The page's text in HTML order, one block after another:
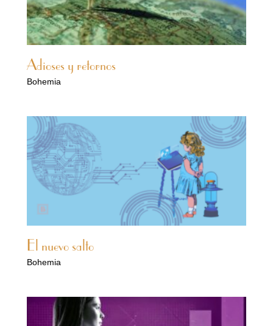
Adioses y retornos
Bohemia
El nuevo salto
Bohemia